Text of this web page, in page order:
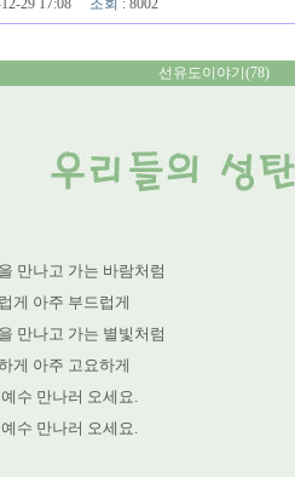
29 17:08 조회 : 8002
선유도이야기(78)
만나고 가는 바람처럼
게 아주 부드럽게
만나고 가는 별빛처럼
게 아주 고요하게
수 만나러 오세요.
수 만나러 오세요.